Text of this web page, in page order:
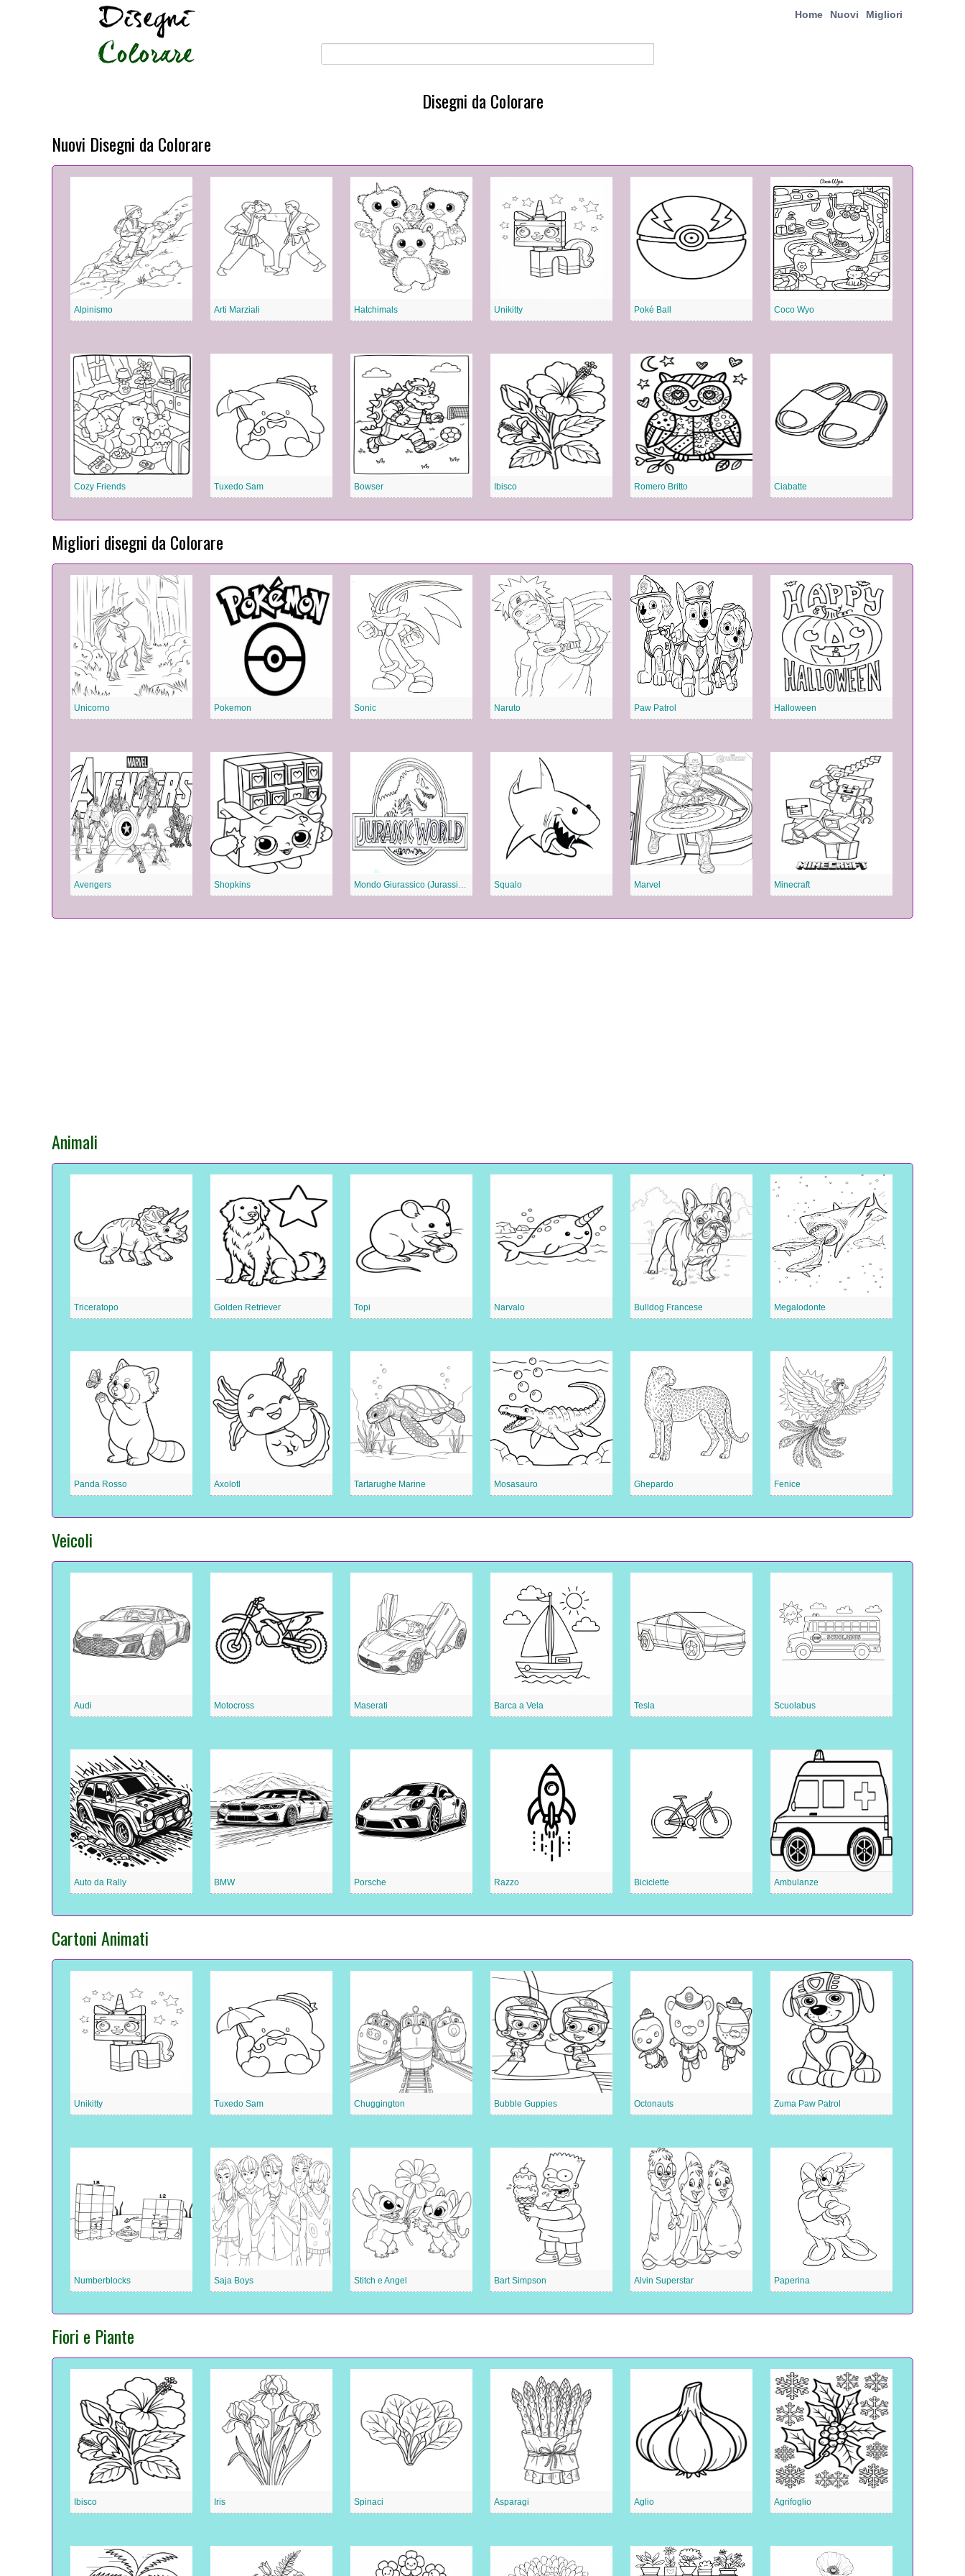
Home Nuovi Migliori
Disegni da Colorare
Nuovi Disegni da Colorare
Alpinismo Arti Marziali Hatchimals Unikitty Poké Ball Coco Wyo
Cozy Friends Tuxedo Sam Bowser Ibisco Romero Britto Ciabatte
Migliori disegni da Colorare
Unicorno Pokemon Sonic Naruto Paw Patrol Halloween
Avengers Shopkins Mondo Giurassico (Jurassic World) Squalo Marvel Minecraft
Animali
Triceratopo Golden Retriever Topi Narvalo Bulldog Francese Megalodonte
Panda Rosso Axolotl Tartarughe Marine Mosasauro Ghepardo Fenice
Veicoli
Audi Motocross Maserati Barca a Vela Tesla Scuolabus
Auto da Rally BMW Porsche Razzo Biciclette Ambulanze
Cartoni Animati
Unikitty Tuxedo Sam Chuggington Bubble Guppies Octonauts Zuma Paw Patrol
Numberblocks Saja Boys Stitch e Angel Bart Simpson Alvin Superstar Paperina
Fiori e Piante
Ibisco Iris Spinaci Asparagi Aglio Agrifoglio